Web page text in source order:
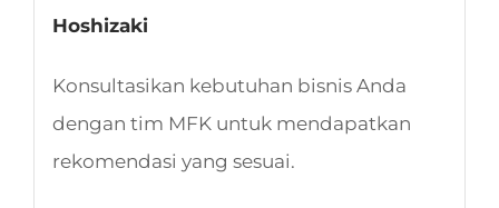
Hoshizaki
Konsultasikan kebutuhan bisnis Anda
dengan tim MFK untuk mendapatkan
rekomendasi yang sesuai.